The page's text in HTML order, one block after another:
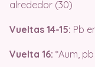
alrededor (30)
Vueltas 14-15: Pb
Vuelta 16: *Aum,